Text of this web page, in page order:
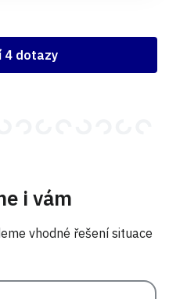
4 dotazy
i vám
vhodné řešení situace